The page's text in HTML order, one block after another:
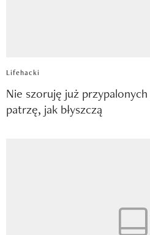
Lifehacki
Nie szoruję już
patrzę, jak błyszczą